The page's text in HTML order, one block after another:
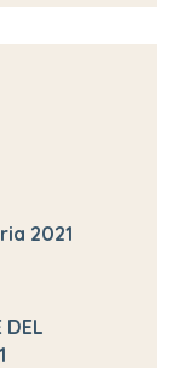
2021
DEL